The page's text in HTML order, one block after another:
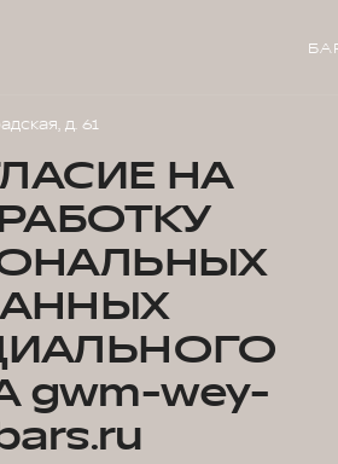
д. 61
НА
gwm-wey-